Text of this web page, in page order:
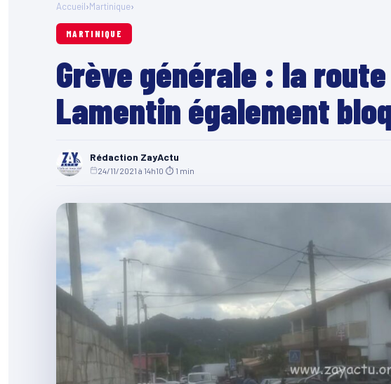
Accueil›Martinique›
MARTINIQUE
Grève générale : la
Lamentin également
Rédaction ZayActu
24/11/2021 à 14h10 ⏱ 1 min